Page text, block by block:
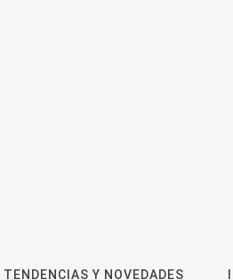
TENDENCIAS Y NOVEDADES